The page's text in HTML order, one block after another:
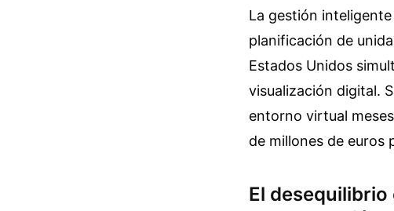
La gestión
planificación de
Estados Unidos
visualización digital.
entorno virtual
de millones de euros
El